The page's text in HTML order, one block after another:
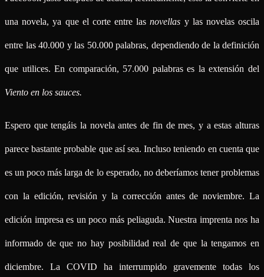
una novela, ya que el corte entre lasnovellas y las novelas oscila
entre las 40.000 y las 50.000 palabras, dependiendo de la definición
que utilices. En comparación, 57.000 palabras es la extensión del
Viento en los sauces.
Espero que tengáis la novela antes de fin de mes, y a estas alturas
parece bastante probable que así sea. Incluso teniendo en cuenta que
es un poco más larga de lo esperado, no deberíamos tener problemas
con la edición, revisión y la corrección antes de noviembre. La
edición impresa es un poco más peliaguda. Nuestra imprenta nos ha
informado de que no hay posibilidad real de que la tengamos en
diciembre. La COVID ha interrumpido gravemente todas los